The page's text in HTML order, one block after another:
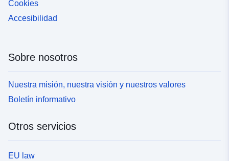
Cookies
Accesibilidad
Sobre nosotros
Nuestra misión, nuestra visión y nuestros valores
Boletín informativo
Otros servicios
EU law